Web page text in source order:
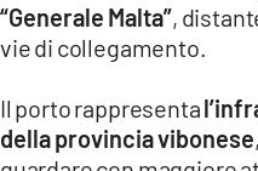
“Generale Malta”,
vie di collegamento.
Il porto rappresenta
della provincia vibonese